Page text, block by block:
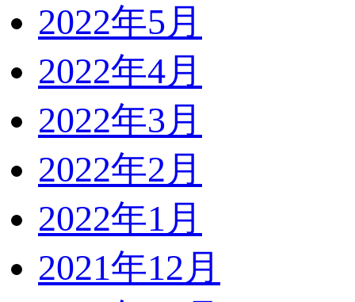
2022年5月
2022年4月
2022年3月
2022年2月
2022年1月
2021年12月